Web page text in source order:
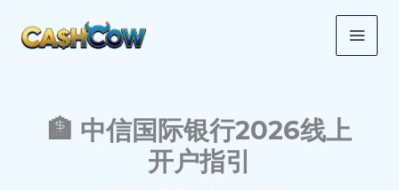
🏦 中信国际银行2026线上
开户指引